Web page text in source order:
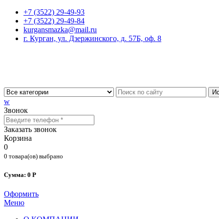
+7 (3522) 29-49-93
+7 (3522) 29-49-84
kurgansmazka@mail.ru
г. Курган, ул. Дзержинского, д. 57Б, оф. 8
w
Звонок
Заказать звонок
Корзина
0
0 товара(ов) выбрано
Сумма: 0 Р
Оформить
Меню